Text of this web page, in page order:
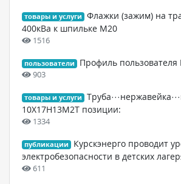
товары и услуги
Флажки (зажим) на
400кВа к шпильке М20
1516
пользователи Профиль пользователя
903
товары и услуги
10Х17Н13М2Т позиции:
1334
публикации
Курскэнерго проводит
электробезопасности в детских
611